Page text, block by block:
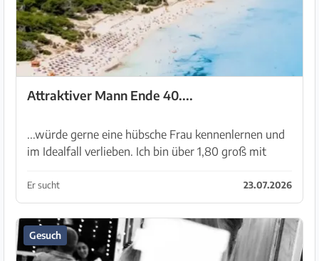
Attraktiver Mann Ende 40....
...würde gerne eine hübsche Frau kennenlernen und
im Idealfall verlieben. Ich bin über 1,80 groß mit
Man findet bei mir Niveau und Anstand, sowie viel...
Er sucht 23.07.2026
Gesuch